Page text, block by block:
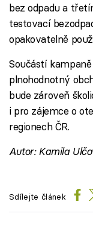
bez odpadu a
testovací
opakovatelně
Součástí
plnohodnotný
bude zároveň
i pro zájemce o
regionech ČR.
Autor: Kamila
Sdílejte článek